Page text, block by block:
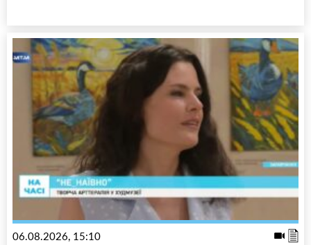
06.08.2026, 15:10